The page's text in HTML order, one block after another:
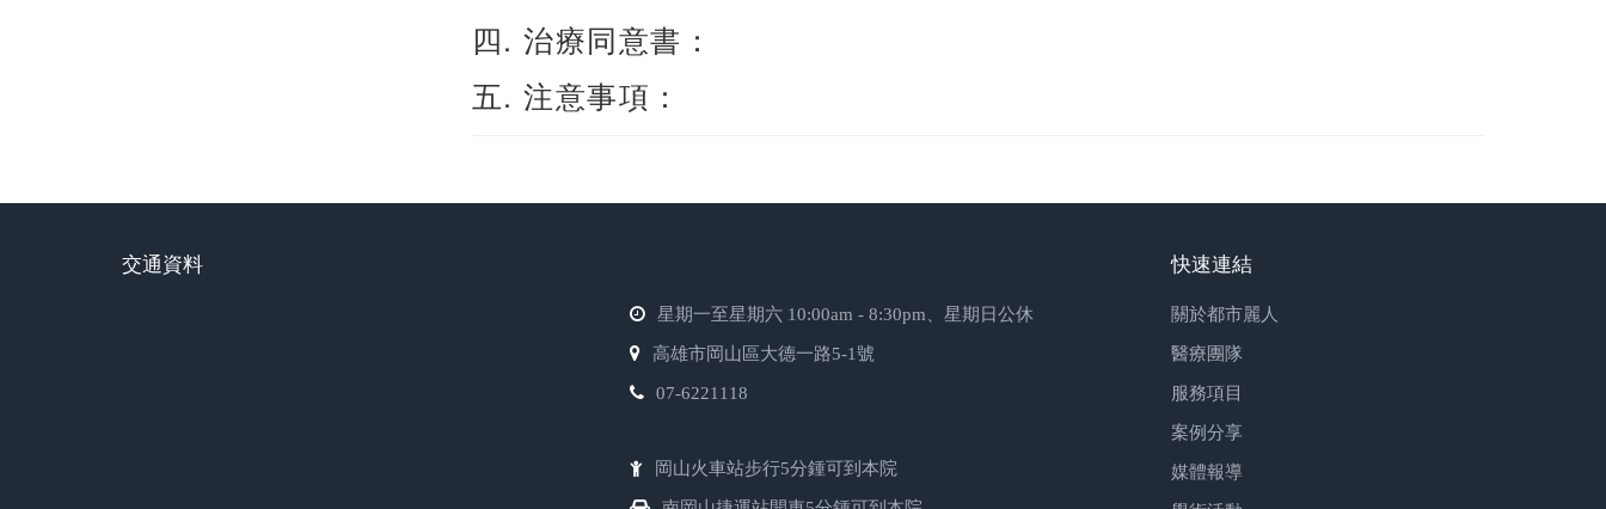
四. 治療同意書：
五. 注意事項：
交通資料
星期一至星期六 10:00am - 8:30pm、星期日公休
高雄市岡山區大德一路5-1號
07-6221118
岡山火車站步行5分鍾可到本院
快速連結
關於都市麗人
醫療團隊
服務項目
案例分享
媒體報導